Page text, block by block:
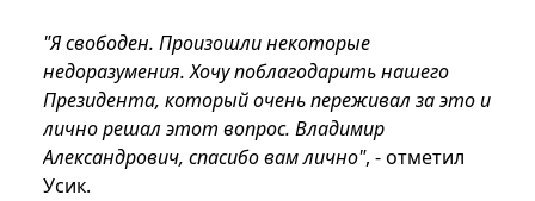
"Я свободен. Произошли некоторые
недоразумения. Хочу поблагодарить нашего
Президента, который очень переживал за это и
лично решал этот вопрос. Владимир
Александрович, спасибо вам лично", - отметил
Усик.